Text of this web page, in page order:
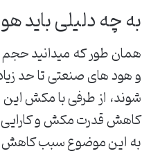
به چه دلیلی باید
همان طور که میدانید
و هود های صنعتی تا حد
شوند، از طرفی با مکش این
کاهش قدرت مکش و کارایی
به این موضوع سبب کاهش